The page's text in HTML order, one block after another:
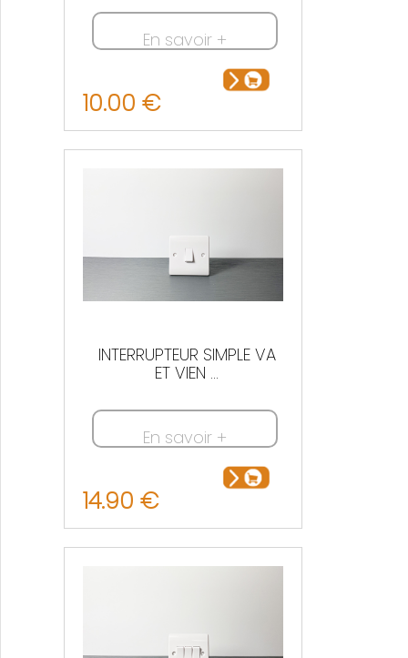
En savoir +
10.00 €
INTERRUPTEUR SIMPLE VA
ET VIEN ...
En savoir +
14.90 €